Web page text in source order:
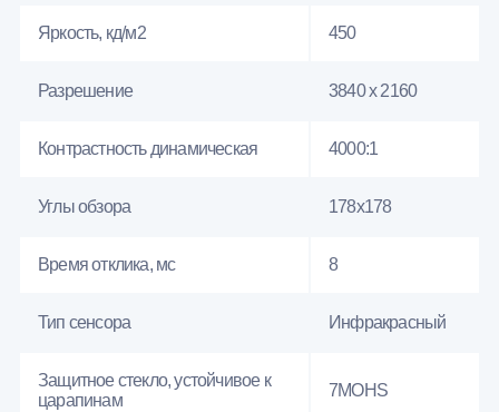
Яркость, кд/м2 450
Разрешение 3840 x 2160
Контрастность динамическая 4000:1
Углы обзора 178x178
Время отклика, мс 8
Тип сенсора Инфракрасный
Защитное стекло, устойчивое к
царапинам
7MOHS